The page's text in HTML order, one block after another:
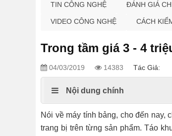
TIN CÔNG NGHỆ ĐÁNH GIÁ
VIDEO CÔNG NGHỆ CÁCH
Trong tầm giá 3 - 4
04/03/2019 14383 Tác Giả:
Nội dung chính
Nói về máy tính bảng, cho đến
trang bị trên từng sản phẩm. Táo